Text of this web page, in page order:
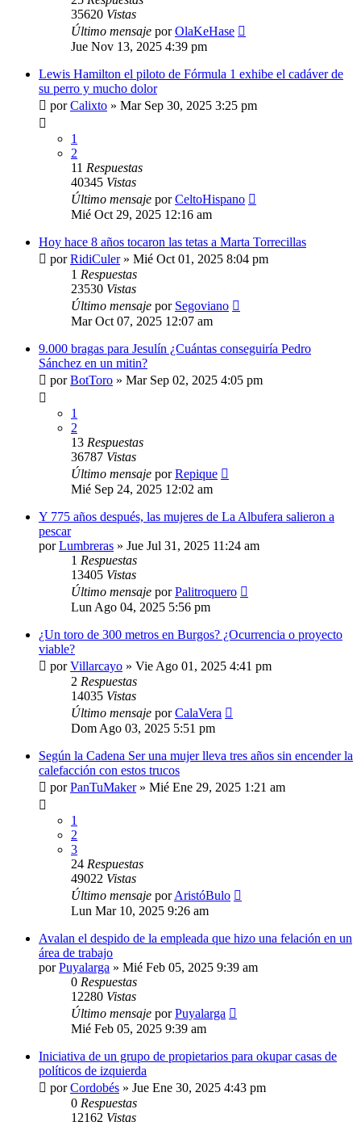
35620 Vistas
Último mensaje porOlaKeHase
Jue Nov 13, 2025 4:39 pm
Lewis Hamilton el piloto de Fórmula 1 exhibe el cadáver de
su perro y mucho dolor
porCalixto » Mar Sep 30, 2025 3:25 pm
1
2
11 Respuestas
40345 Vistas
Último mensaje porCeltoHispano
Mié Oct 29, 2025 12:16 am
Hoy hace 8 años tocaron las tetas a Marta Torrecillas
porRidiCuler» Mié Oct 01, 2025 8:04 pm
1 Respuestas
23530 Vistas
Último mensaje por Segoviano
Mar Oct 07, 2025 12:07 am
9.000 bragas para Jesulín ¿Cuántas conseguiría Pedro
Sánchez en un mitin?
porBotToro » Mar Sep 02, 2025 4:05 pm
1
2
13 Respuestas
36787 Vistas
Último mensaje porRepique
Mié Sep 24, 2025 12:02 am
Y 775 años después, las mujeres de La Albufera salieron a
pescar
porLumbreras » Jue Jul 31, 2025 11:24 am
1 Respuestas
13405 Vistas
Último mensaje porPalitroquero
Lun Ago 04, 2025 5:56 pm
¿Un toro de 300 metros en Burgos? ¿Ocurrencia o proyecto
viable?
porVillarcayo » Vie Ago 01, 2025 4:41 pm
2 Respuestas
14035 Vistas
Último mensaje porCalaVera
Dom Ago 03, 2025 5:51 pm
Según la Cadena Ser una mujer lleva tres años sin encender la
calefacción con estos trucos
porPanTuMaker» Mié Ene 29, 2025 1:21 am
1
2
3
24 Respuestas
49022 Vistas
Último mensaje porAristóBulo
Lun Mar 10, 2025 9:26 am
Avalan el despido de la empleada que hizo una felación en un
área de trabajo
porPuyalarga » Mié Feb 05, 2025 9:39 am
0 Respuestas
12280 Vistas
Último mensaje porPuyalarga
Mié Feb 05, 2025 9:39 am
Iniciativa de un grupo de propietarios para okupar casas de
políticos de izquierda
porCordobés » Jue Ene 30, 2025 4:43 pm
0 Respuestas
12162 Vistas